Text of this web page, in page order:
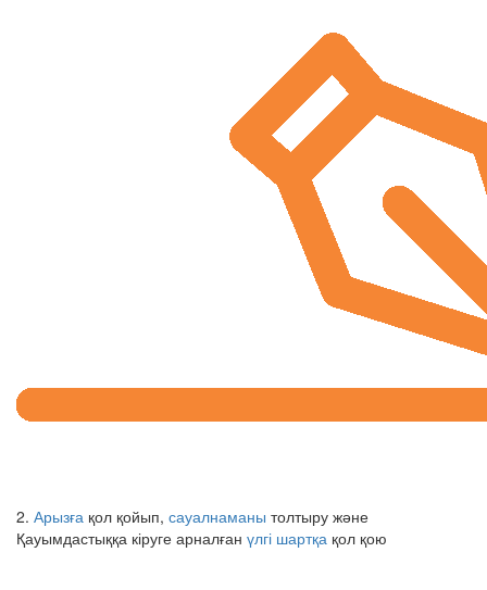
2. Арызға қол қойып, сауалнаманы толтыру және
Қауымдастыққа кіруге арналған үлгі шартқа қол қою